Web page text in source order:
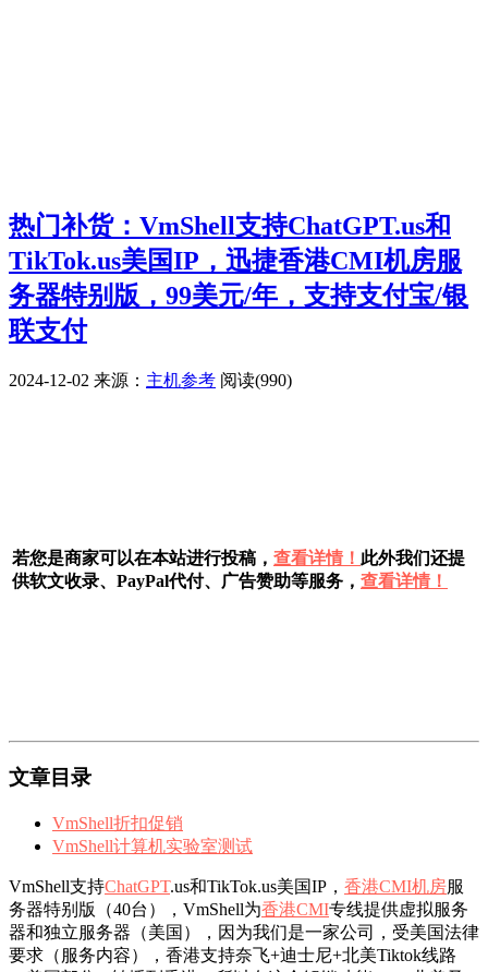
热门补货：VmShell支持ChatGPT.us和
TikTok.us美国IP，迅捷香港CMI机房服
务器特别版，99美元/年，支持支付宝/银
联支付
2024-12-02 来源： 主机参考 阅读(990)
若您是商家可以在本站进行投稿， 查看详情！ 此外我们还提
供软文收录、PayPal代付、广告赞助等服务， 查看详情！
文章目录
VmShell折扣促销
VmShell计算机实验室测试
VmShell支持ChatGPT.us和TikTok.us美国IP， 香港CMI机房服
务器特别版（40台），VmShell为香港CMI专线提供虚拟服务
器和独立服务器（美国），因为我们是一家公司，受美国法律
要求（服务内容），香港支持奈飞+迪士尼+北美Tiktok线路